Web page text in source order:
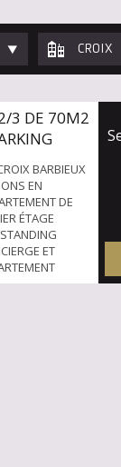
CROIX
3 DE 70M2
BARBIEUX
EN
DE
ÉTAGE
ET
5,63M2, UN